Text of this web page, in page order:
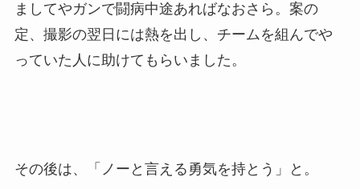
ましてやガンで闘病中途あればなおさら。案の
定、撮影の翌日には熱を出し、チームを組んでや
っていた人に助けてもらいました。
その後は、「ノーと言える勇気を持とう」と。